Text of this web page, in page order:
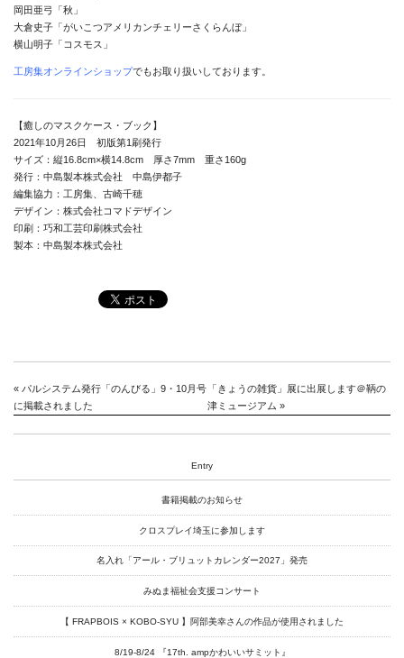
岡田亜弓「秋」
大倉史子「がいこつアメリカンチェリーさくらんぼ」
横山明子「コスモス」
工房集オンラインショップでもお取り扱いしております。
【癒しのマスクケース・ブック】
2021年10月26日 初版第1刷発行
サイズ：縦16.8cm×横14.8cm 厚さ7mm 重さ160g
発行：中島製本株式会社 中島伊都子
編集協力：工房集、古崎千穂
デザイン：株式会社コマドデザイン
印刷：巧和工芸印刷株式会社
製本：中島製本株式会社
« パルシステム発行「のんびる」9・10月号
に掲載されました
「きょうの雑貨」展に出展します＠鞆の
津ミュージアム »
Entry
書籍掲載のお知らせ
クロスプレイ埼玉に参加します
名入れ「アール・ブリュットカレンダー2027」発売
みぬま福祉会支援コンサート
【 FRAPBOIS × KOBO-SYU 】阿部美幸さんの作品が使用されました
8/19-8/24 『17th. ampかわいいサミット』